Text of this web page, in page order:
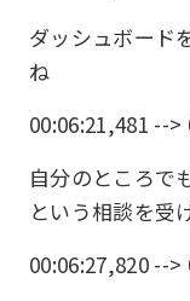
ダッシュボード
ね
00:06:21,481 -->
自分のところで
という相談を受
00:06:27,820 -->